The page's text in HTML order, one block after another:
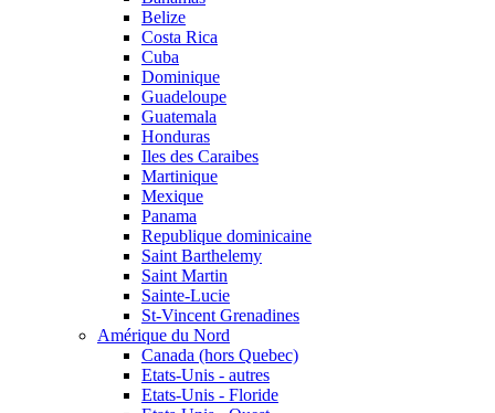
Belize
Costa Rica
Cuba
Dominique
Guadeloupe
Guatemala
Honduras
Iles des Caraibes
Martinique
Mexique
Panama
Republique dominicaine
Saint Barthelemy
Saint Martin
Sainte-Lucie
St-Vincent Grenadines
Amérique du Nord
Canada (hors Quebec)
Etats-Unis - autres
Etats-Unis - Floride